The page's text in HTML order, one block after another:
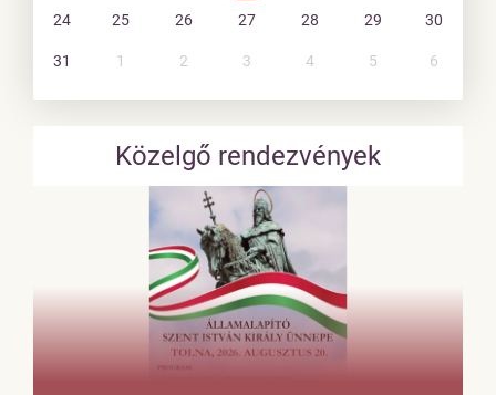
24 25 26 27 28 29 30
31 1 2 3 4 5 6
Közelgő rendezvények